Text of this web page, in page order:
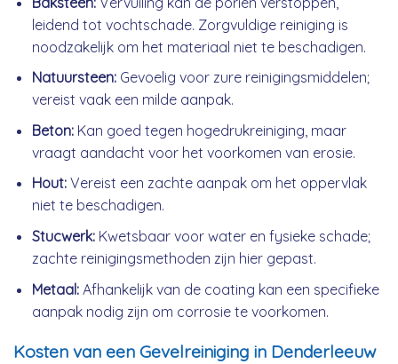
leidend tot vochtschade. Zorgvuldige reiniging is
noodzakelijk om het materiaal niet te beschadigen.
Natuursteen:Gevoelig voor zure reinigingsmiddelen;
vereist vaak een milde aanpak.
Beton:Kan goed tegen hogedrukreiniging, maar
vraagt aandacht voor het voorkomen van erosie.
Hout:Vereist een zachte aanpak om het oppervlak
niet te beschadigen.
Stucwerk:Kwetsbaar voor water en fysieke schade;
zachte reinigingsmethoden zijn hier gepast.
Metaal:Afhankelijk van de coating kan een specifieke
aanpak nodig zijn om corrosie te voorkomen.
Kosten van een Gevelreiniging in Denderleeuw